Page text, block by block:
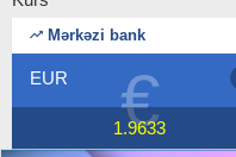
Mərkəzi bank
₽
RUB
2.1023